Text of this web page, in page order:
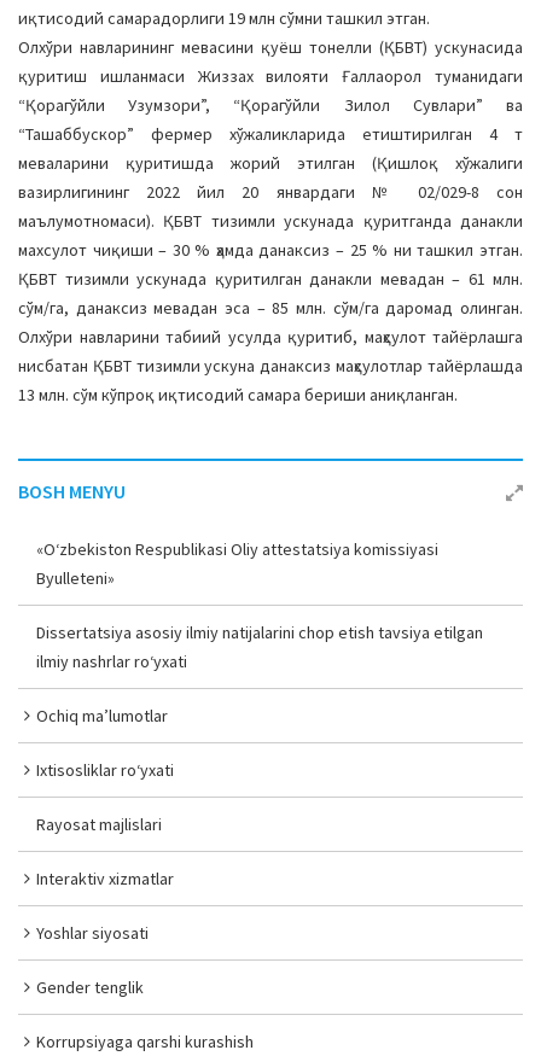
иқтисодий самарадорлиги 19 млн сўмни ташкил этган.
Олхўри навларининг мевасини қуёш тонелли (ҚБВТ) ускунасида
қуритиш ишланмаси Жиззах вилояти Ғаллаорол туманидаги
“Қорагўйли Узумзори”, “Қорагўйли Зилол Сувлари” ва
“Ташаббускор” фермер хўжаликларида етиштирилган 4 т
меваларини қуритишда жорий этилган (Қишлоқ хўжалиги
вазирлигининг 2022 йил 20 январдаги № 02/029-8 сон
маълумотномаси). ҚБВТ тизимли ускунада қуритганда данакли
махсулот чиқиши – 30 % ҳамда данаксиз – 25 % ни ташкил этган.
ҚБВТ тизимли ускунада қуритилган данакли мевадан – 61 млн.
сўм/га, данаксиз мевадан эса – 85 млн. сўм/га даромад олинган.
Олхўри навларини табиий усулда қуритиб, маҳсулот тайёрлашга
нисбатан ҚБВТ тизимли ускуна данаксиз маҳсулотлар тайёрлашда
13 млн. сўм кўпроқ иқтисодий самара бериши аниқланган.
BOSH MENYU
«O‘zbekiston Respublikasi Oliy attestatsiya komissiyasi
Byulleteni»
Dissertatsiya asosiy ilmiy natijalarini chop etish tavsiya etilgan
ilmiy nashrlar ro‘yxati
Ochiq ma’lumotlar
Ixtisosliklar ro‘yxati
Rayosat majlislari
Interaktiv xizmatlar
Yoshlar siyosati
Gender tenglik
Korrupsiyaga qarshi kurashish